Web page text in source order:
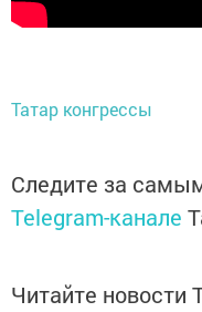
Татар конгрессы
Следите за
Telegram-канале
Читайте новости